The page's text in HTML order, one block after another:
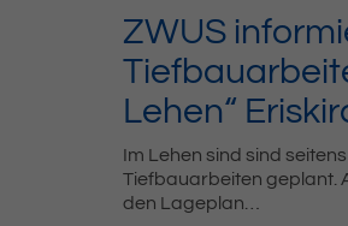
ZWUS
Lehen“
Im Lehen sind sind
Tiefbauarbeiten geplant.
den Lageplan…